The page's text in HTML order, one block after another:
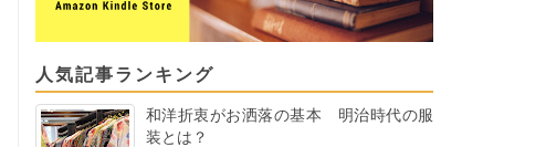
人気記事ランキング
和洋折衷がお洒落の基本 明治時代の服
装とは？